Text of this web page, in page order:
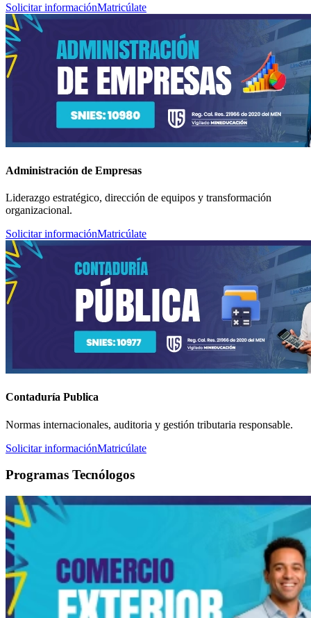
Solicitar informaciónMatricúlate
Administración de Empresas
Liderazgo estratégico, dirección de equipos y transformación
organizacional.
Solicitar informaciónMatricúlate
Contaduría Publica
Normas internacionales, auditoria y gestión tributaria responsable.
Solicitar informaciónMatricúlate
Programas Tecnólogos